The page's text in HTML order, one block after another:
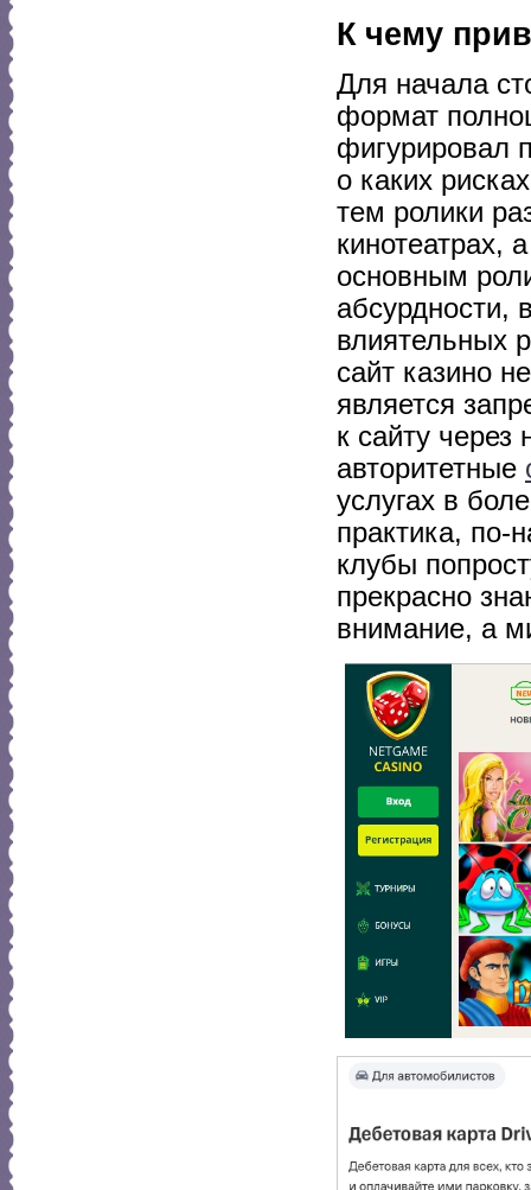
К чему
Для начала
формат
фигурировал
о каких
тем ролики
кинотеатрах,
основным
абсурдности,
влиятельных
сайт казино
является
к сайту
авторитетные
услугах в
практика, по-
клубы
прекрасно
внимание, а